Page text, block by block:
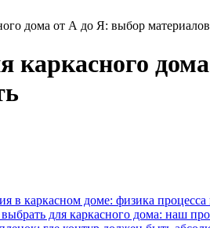
дома от А до Я: выбор
каркасного
в каркасном доме: физика процесса
для каркасного дома: наш